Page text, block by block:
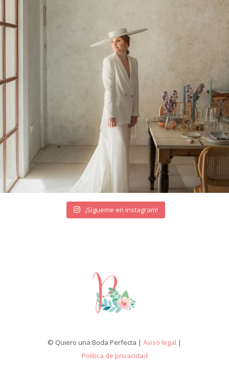
¡Sígueme en Instagram!
© Quiero una Boda Perfecta | Aviso legal |
Política de privacidad